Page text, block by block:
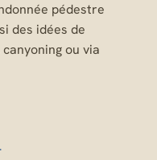
pédestre
des idées de
ou via